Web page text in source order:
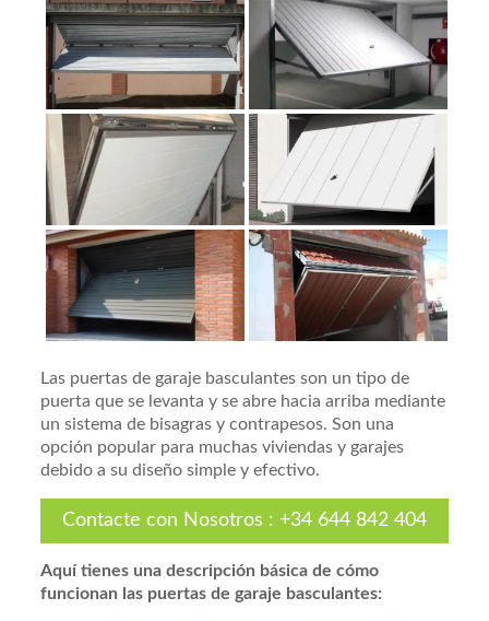
Las puertas de garaje basculantes son un tipo de
puerta que se levanta y se abre hacia arriba mediante
un sistema de bisagras y contrapesos. Son una
opción popular para muchas viviendas y garajes
debido a su diseño simple y efectivo.
Contacte con Nosotros : +34 644 842 404
Aquí tienes una descripción básica de cómo
funcionan las puertas de garaje basculantes: